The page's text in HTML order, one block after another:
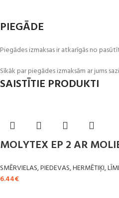
PIEGĀDE
Piegādes izmaksas ir atkarīgās no
Sīkāk par piegādes izmaksām ar jums
SAISTĪTIE PRODUKTI
MOLYTEX EP 2 AR
SMĒRVIELAS, PIEDEVAS, HERMĒTIĶI,
6.44€